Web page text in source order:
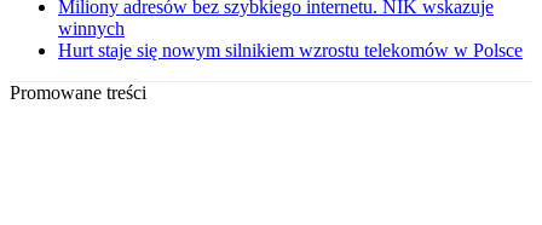
Miliony adresów bez szybkiego internetu. NIK wskazuje
winnych
Hurt staje się nowym silnikiem wzrostu telekomów w Polsce
Promowane treści